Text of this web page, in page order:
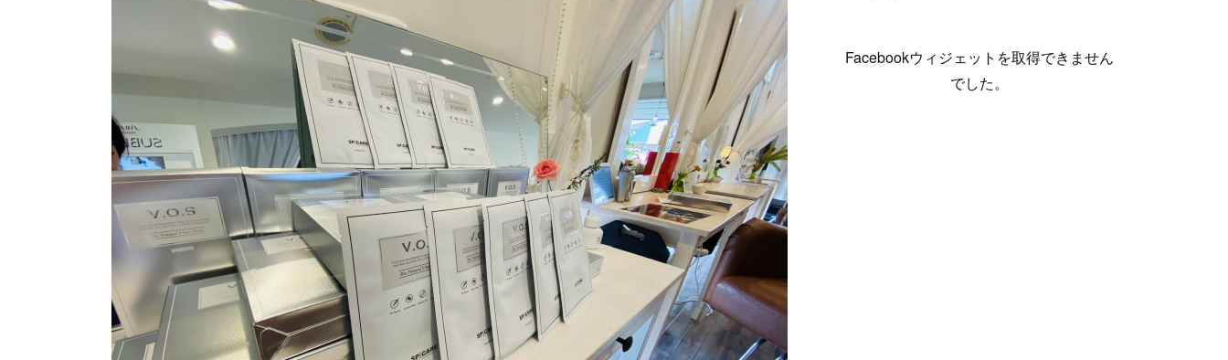
(5)
(9 )
Facebookウィジェットを取得できません
でした。